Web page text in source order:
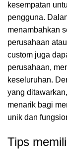
kesempatan
pengguna.
menambahkan
perusahaan
custom juga
perusahaan,
keseluruhan.
yang
menarik bagi
unik dan
Tips